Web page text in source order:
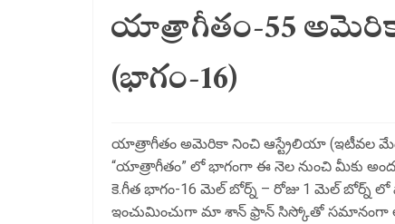
యాత్రాగీతం-55
(భాగం-16)
యాత్రాగీతం అమెరికా నించి ఆస్ట్రేలియా (ఇటీవల
“యాత్రాగీతం” లో భాగంగా ఈ నెల నుంచి మీకు
కె.గీత భాగం-16 మెల్ బోర్న్ – రోజు 1 మెల్ బోర్న్
ఇంచుమించుగా మా శాన్ ఫ్రాన్ సిస్కోతో సమానంగా